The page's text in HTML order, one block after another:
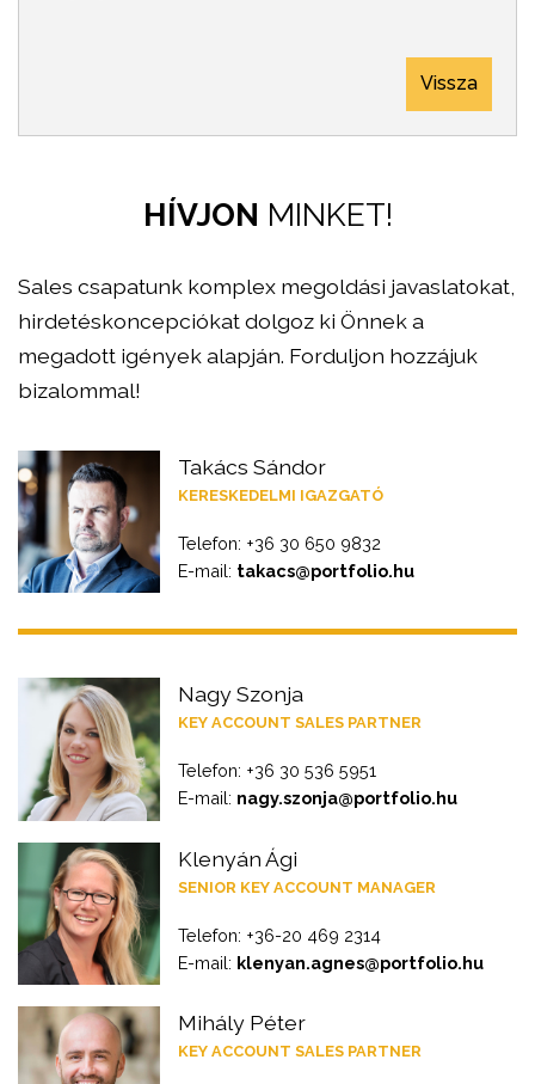
Vissza
HÍVJON MINKET!
Sales csapatunk komplex megoldási javaslatokat,
hirdetéskoncepciókat dolgoz ki Önnek a
megadott igények alapján. Forduljon hozzájuk
bizalommal!
Takács Sándor
KERESKEDELMI IGAZGATÓ
Telefon: +36 30 650 9832
E-mail: takacs@portfolio.hu
Nagy Szonja
KEY ACCOUNT SALES PARTNER
Telefon: +36 30 536 5951
E-mail: nagy.szonja@portfolio.hu
Klenyán Ági
SENIOR KEY ACCOUNT MANAGER
Telefon: +36-20 469 2314
E-mail: klenyan.agnes@portfolio.hu
Mihály Péter
KEY ACCOUNT SALES PARTNER